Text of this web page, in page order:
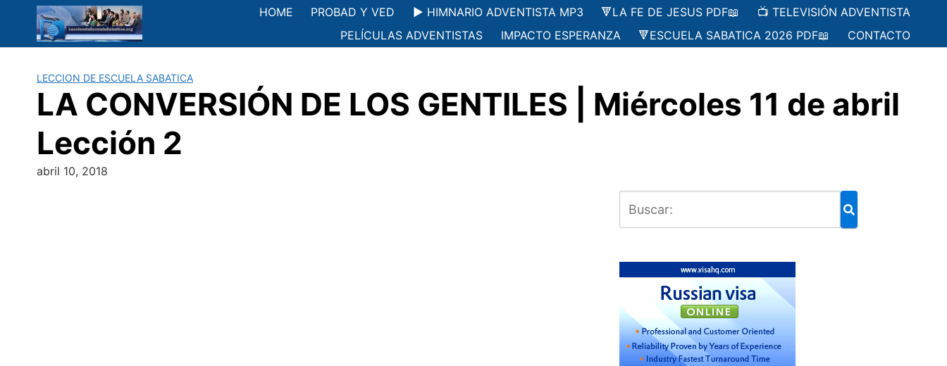
contenido
HOME PROBAD Y VED ▶️ HIMNARIO ADVENTISTA MP3 🔻LA FE DE JESUS PDF📖
📺 TELEVISIÓN ADVENTISTA
PELÍCULAS ADVENTISTAS
IMPACTO ESPERANZA 🔻ESCUELA SABATICA 2026 PDF📖 CONTACTO
LECCION DE ESCUELA SABATICA
LA CONVERSIÓN DE LOS GENTILES | Miércoles 11 de abril
Lección 2
abril 10, 2018